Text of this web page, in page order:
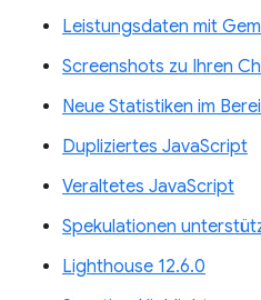
Leistungsdaten mit
Screenshots zu Ihren
Neue Statistiken im
Dupliziertes JavaScript
Veraltetes JavaScript
Spekulationen
Lighthouse 12.6.0